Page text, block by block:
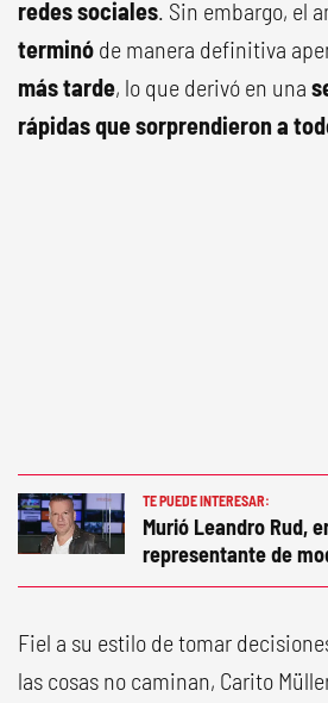
redes sociales. Sin embargo, el
terminó de manera definitiva
más tarde, lo que derivó en una
rápidas que sorprendieron a
TE PUEDE INTERESAR:
Murió Leandro Rud,
representante de
Fiel a su estilo de tomar
las cosas no caminan, Carito